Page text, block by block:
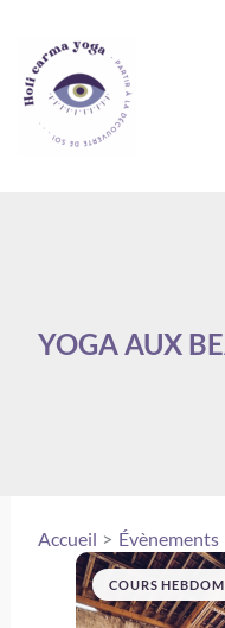
contenu
YOGA AUX
Accueil Évènements
COURS